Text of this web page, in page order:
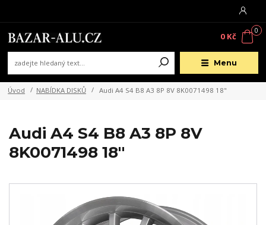
Menu
0
0 Kč
Úvod NABÍDKA DISKŮ Audi A4 S4 B8 A3 8P 8V 8K0071498 18"
Audi A4 S4 B8 A3 8P 8V
8K0071498 18"